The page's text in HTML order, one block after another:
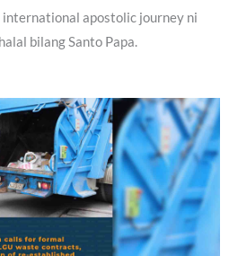
international apostolic journey ni
bilang Santo Papa.